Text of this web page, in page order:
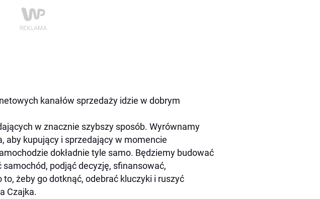
kanałów sprzedaży idzie w dobrym
w znacznie szybszy sposób. Wyrównamy
aby kupujący i sprzedający w momencie
dokładnie tyle samo. Będziemy budować
podjąć decyzję, sfinansować,
żeby go dotknąć, odebrać kluczyki i ruszyć
Czajka.